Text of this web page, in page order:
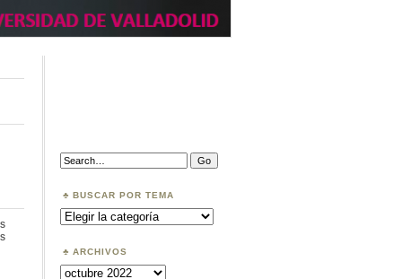
en
Search:
BUSCAR POR TEMA
Buscar
por
ARCHIVOS
Archivos